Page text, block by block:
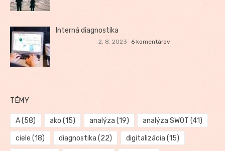
Interná diagnostika
2. 8. 2023 6 komentárov
TÉMY
A(58) ako (15) analýza (19) analýza SWOT (41)
ciele (18) diagnostika (22) digitalizácia (15)